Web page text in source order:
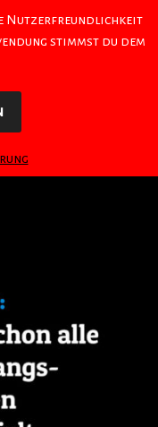
Nutzerfreundlichkeit
stimmst du dem